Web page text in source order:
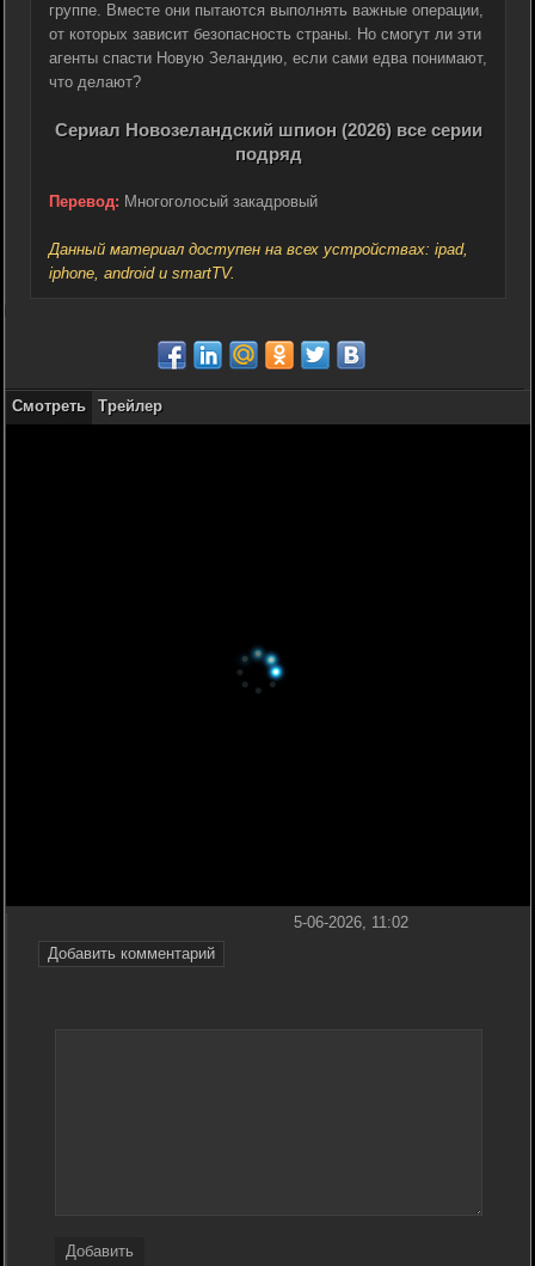
группе. Вместе они пытаются выполнять важные операции,
от которых зависит безопасность страны. Но смогут ли эти
агенты спасти Новую Зеландию, если сами едва понимают,
что делают?
Сериал Новозеландский шпион (2026) все серии
подряд
Перевод: Многоголосый закадровый
Данный материал доступен на всех устройствах: ipad,
iphone, android и smartTV.
Смотреть Трейлер
Добавить комментарий
5-06-2026, 11:02
Добавить